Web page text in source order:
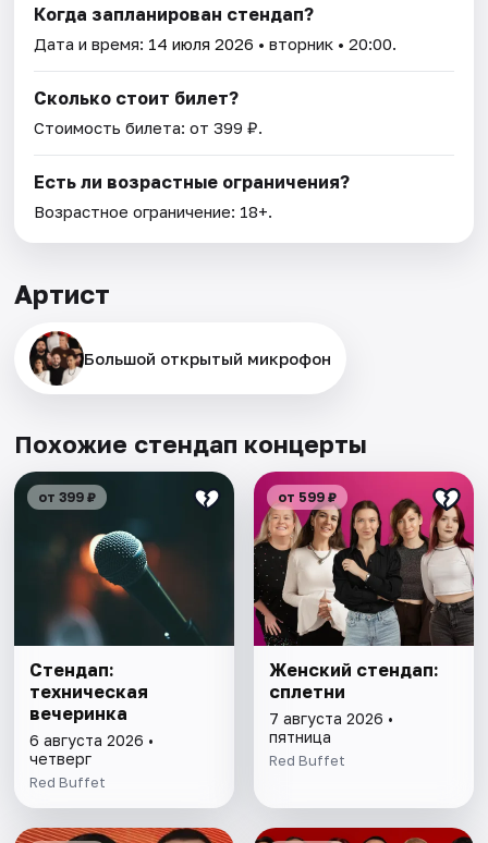
Когда запланирован стендап?
Дата и время: 14 июля 2026 • вторник • 20:00.
Сколько стоит билет?
Стоимость билета: от 399 ₽.
Есть ли возрастные ограничения?
Возрастное ограничение: 18+.
Артист
Большой открытый микрофон
Похожие стендап концерты
от 399 ₽
Стендап:
техническая
вечеринка
6 августа 2026 •
четверг
Red Buffet
от 599 ₽
Женский стендап:
сплетни
7 августа 2026 •
пятница
Red Buffet